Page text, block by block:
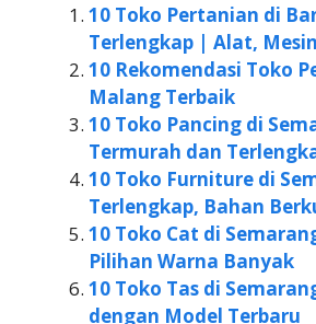
10 Toko Pertanian di
Terlengkap | Alat,
10 Rekomendasi Toko
Malang Terbaik
10 Toko Pancing di
Termurah dan
10 Toko Furniture di
Terlengkap, Bahan
10 Toko Cat di
Pilihan Warna Banyak
10 Toko Tas di
dengan Model Terbaru